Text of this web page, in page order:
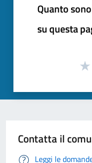
Quanto
su questa
Contatta il
Leggi le